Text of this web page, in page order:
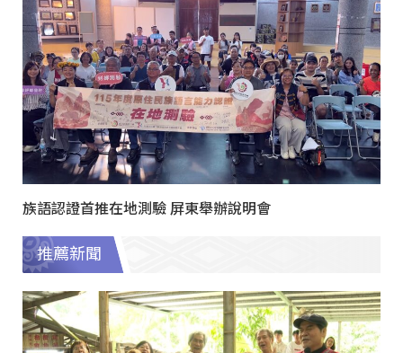
族語認證首推在地測驗 屏東舉辦說明會
推薦新聞